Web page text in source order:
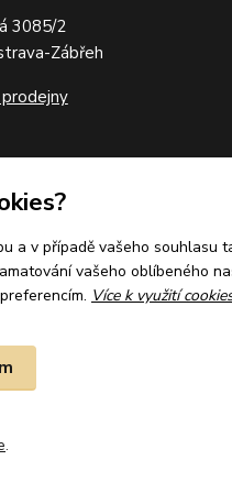
3085/2
Zábřeh
a v případě vašeho souhlasu
vašeho oblíbeného
Více k využití
.